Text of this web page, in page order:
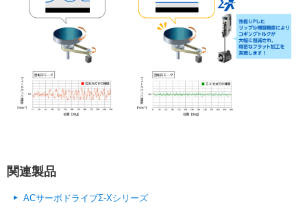
関連製品
ACサーボドライブΣ-Xシリーズ